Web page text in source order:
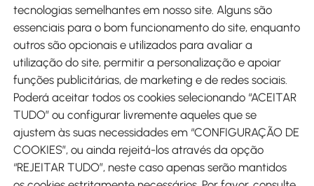
Métodos de pagamento
Envio
tecnologias semelhantes em nosso site. Alguns são
essenciais para o bom funcionamento do site, enquanto
outros são opcionais e utilizados para avaliar a
utilização do site, permitir a personalização e apoiar
funções publicitárias, de marketing e de redes sociais.
Poderá aceitar todos os cookies selecionando “ACEITAR
TUDO” ou configurar livremente aqueles que se
ajustem às suas necessidades em “CONFIGURAÇÃO DE
COOKIES”, ou ainda rejeitá-los através da opção
“REJEITAR TUDO”, neste caso apenas serão mantidos